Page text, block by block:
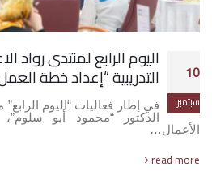
10
سبتمبر
اليوم الرابع لمنتدى رواد
التدريبية “إعداد خطة
في إطار فعاليات “اليوم
الدكتور “محمود أبو
الأعمال…
read more